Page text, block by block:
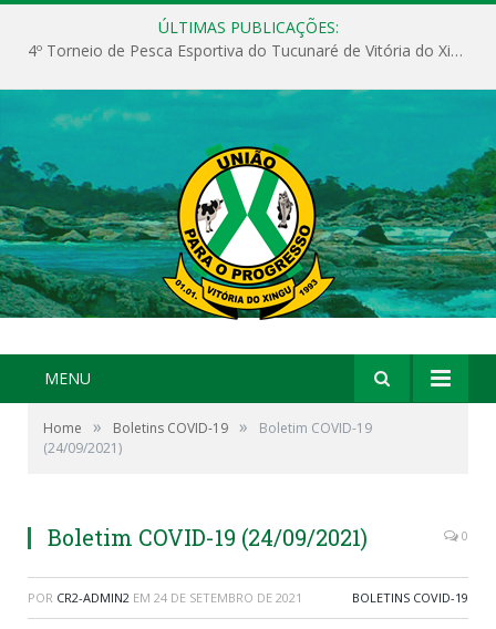
ÚLTIMAS PUBLICAÇÕES:
4º Torneio de Pesca Esportiva do Tucunaré de Vitória do Xingu
MENU
Home » Boletins COVID-19 »
Boletim COVID-19
(24/09/2021)
Boletim COVID-19 (24/09/2021) 0
POR CR2-ADMIN2 EM 24 DE SETEMBRO DE 2021 BOLETINS COVID-19